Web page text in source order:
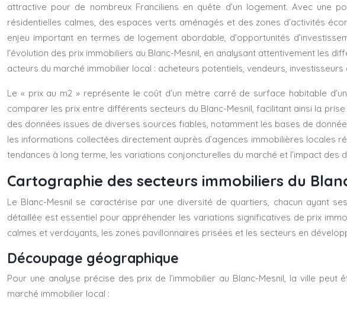
attractive pour de nombreux Franciliens en quête d’un logement. Avec une
résidentielles calmes, des espaces verts aménagés et des zones d’activités
enjeu important en termes de logement abordable, d’opportunités
l’évolution des prix immobiliers au Blanc-Mesnil, en analysant attentivement les
acteurs du marché immobilier local : acheteurs potentiels, vendeurs, investisseurs
Le « prix au m2 » représente le coût d’un mètre carré de surface habitable
comparer les prix entre différents secteurs du Blanc-Mesnil, facilitant ainsi la
des données issues de diverses sources fiables, notamment les bases de
les informations collectées directement auprès d’agences immobilières locales
tendances à long terme, les variations conjoncturelles du marché et l’impact des
Cartographie des secteurs immobiliers du
Le Blanc-Mesnil se caractérise par une diversité de quartiers, chacun ayant
détaillée est essentiel pour appréhender les variations significatives de prix
calmes et verdoyants, les zones pavillonnaires prisées et les secteurs en
Découpage géographique
Pour une analyse précise des prix de l’immobilier au Blanc-Mesnil, la ville
marché immobilier local :